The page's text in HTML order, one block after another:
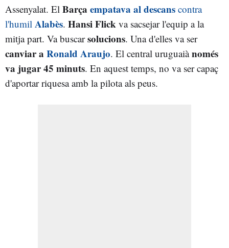
Assenyalat. El Barça empatava al descans contra
l'humil Alabès. Hansi Flick va sacsejar l'equip a la
mitja part. Va buscarsolucions. Una d'elles va ser
canviar a Ronald Araujo. El central uruguaiànomés
va jugar 45 minuts. En aquest temps, no va ser capaç
d'aportar riquesa amb la pilota als peus.